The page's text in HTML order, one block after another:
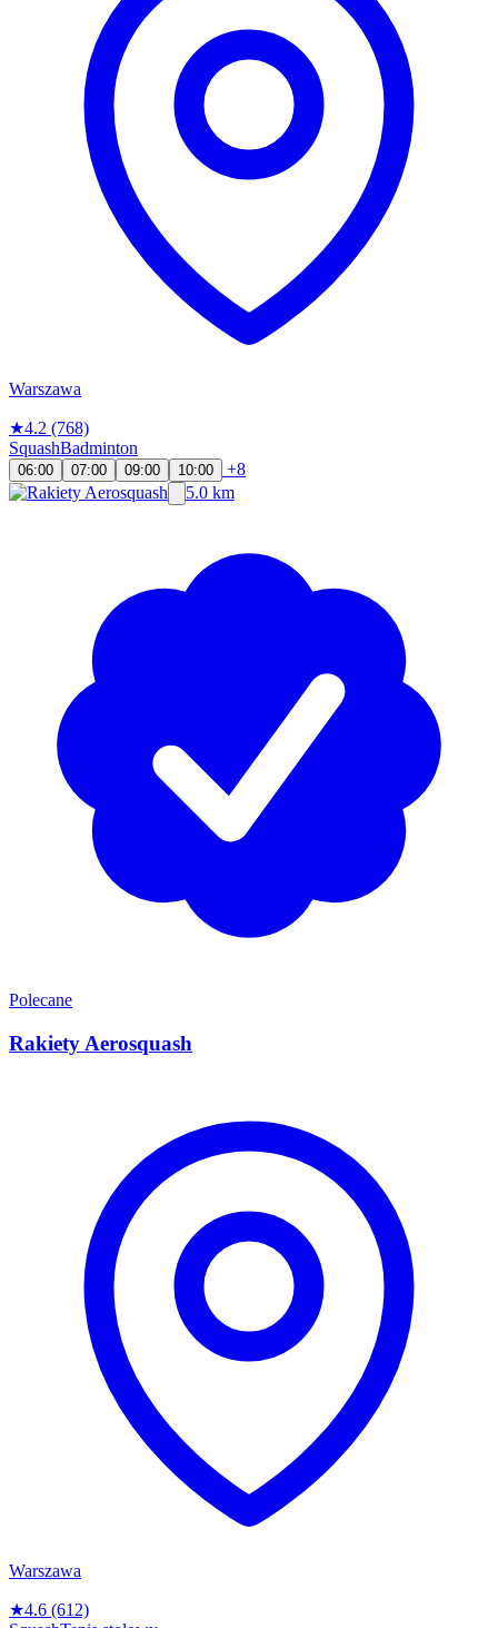
Warszawa
★4.2 (768)
SquashBadminton
06:00 07:00 09:00 10:00
+8
5.0 km
Polecane
Rakiety Aerosquash
Warszawa
★4.6 (612)